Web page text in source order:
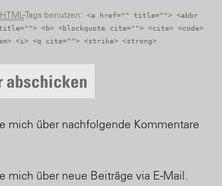
HTML-Tags benutzen:
<a href="" title=""> <abbr
<b> <blockquote cite=""> <cite> <code>
<i> <q cite=""> <strike> <strong>
mich über nachfolgende Kommentare
mich über neue Beiträge via E-Mail.